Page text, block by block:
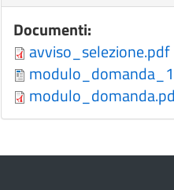
Documenti:
avviso_selezione.pdf